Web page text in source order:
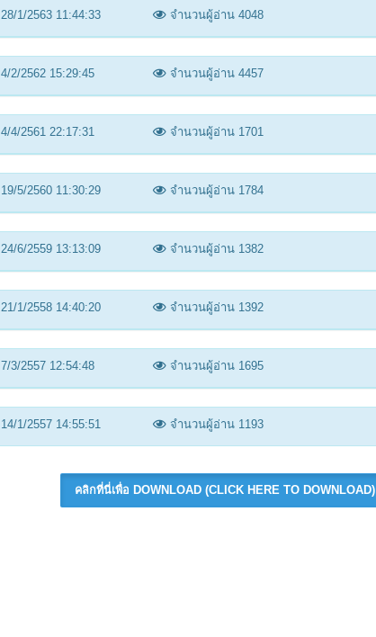
28/1/2563 11:44:33 จำนวนผู้อ่าน 4048
4/2/2562 15:29:45 จำนวนผู้อ่าน 4457
4/4/2561 22:17:31 จำนวนผู้อ่าน 1701
19/5/2560 11:30:29 จำนวนผู้อ่าน 1784
24/6/2559 13:13:09 จำนวนผู้อ่าน 1382
21/1/2558 14:40:20 จำนวนผู้อ่าน 1392
7/3/2557 12:54:48 จำนวนผู้อ่าน 1695
14/1/2557 14:55:51 จำนวนผู้อ่าน 1193
คลิกที่นี่เพื่อ DOWNLOAD (CLICK HERE TO DOWNLOAD)